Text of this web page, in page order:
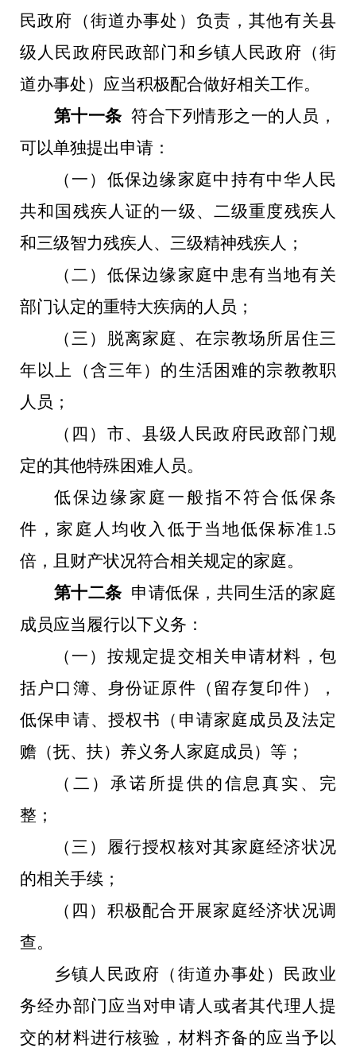
民政府（街道办事处）负责，其他有关县
级人民政府民政部门和乡镇人民政府（街
道办事处）应当积极配合做好相关工作。
第十一条 符合下列情形之一的人员，
可以单独提出申请：
（一）低保边缘家庭中持有中华人民
共和国残疾人证的一级、二级重度残疾人
和三级智力残疾人、三级精神残疾人；
（二）低保边缘家庭中患有当地有关
部门认定的重特大疾病的人员；
（三）脱离家庭、在宗教场所居住三
年以上（含三年）的生活困难的宗教教职
人员；
（四）市、县级人民政府民政部门规
定的其他特殊困难人员。
低保边缘家庭一般指不符合低保条
件，家庭人均收入低于当地低保标准 1.5
倍，且财产状况符合相关规定的家庭。
第十二条 申请低保，共同生活的家庭
成员应当履行以下义务：
（一）按规定提交相关申请材料，包
括户口簿、身份证原件 （留存复印件）
，
低保申请、授权书（申请家庭成员及法定
赡（抚、扶）养义务人家庭成员） 等 ；
（二）承诺所提供的信息真实、完
整；
（三）履行授权核对其家庭经济状况
的相关手续；
（四）积极配合开展家庭经济状况调
查。
乡镇人民政府（街道办事处）民政业
务经办部门应当对申请人或者其代理人提
交的材料进行核验，材料齐备的应当予以